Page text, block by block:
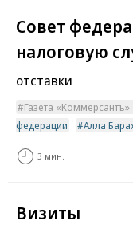
Совет
налоговую
отставки
Газета
федерации
Алла
3 мин.
Визиты